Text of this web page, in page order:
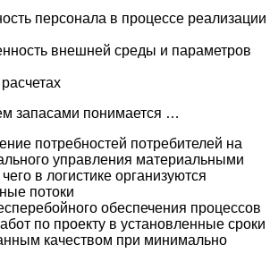
персонала в процессе реализации
внешней среды и параметров
запасами понимается …
потребностей потребителей на
управления материальными
в логистике организуются
потоки
обеспечения процессов
по проекту в установленные сроки
качеством при минимально